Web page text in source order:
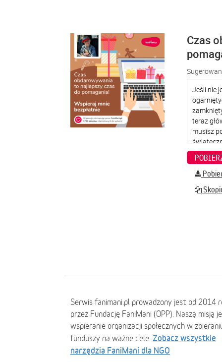
Czas
Serwis fanimani.pl prowadzony jest od 2014
przez Fundację FaniMani (OPP). Naszą misją
wspieranie organizacji społecznych w
funduszy na ważne cele. Zobacz wszystkie
narzędzia FaniMani dla NGO